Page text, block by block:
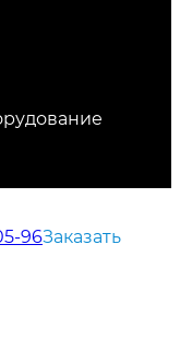
96Заказать